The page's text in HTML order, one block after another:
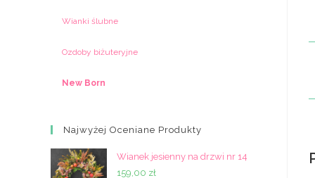
Wianki ślubne
Ozdoby biżuteryjne
New Born
Najwyżej Oceniane Produkty
Wianek jesienny na drzwi nr 14
159,00 zł